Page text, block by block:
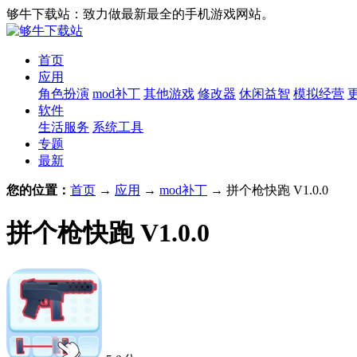
够牛下载站：致力做最新最全的手机游戏网站。
首页
应用
角色扮演 mod补丁 其他游戏 修改器 休闲益智 模拟经营
软件
生活服务 系统工具
专题
最新
您的位置： 首页 → 应用 → mod补丁 → 拼个枪快跑 V1.0.0
拼个枪快跑 V1.0.0